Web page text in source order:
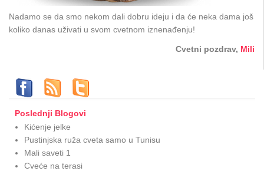
Nadamo se da smo nekom dali dobru ideju i da će neka dama još
koliko danas uživati u svom cvetnom iznenađenju!
Cvetni pozdrav, Mili
Poslednji Blogovi
Kićenje jelke
Pustinjska ruža cveta samo u Tunisu
Mali saveti 1
Cveće na terasi